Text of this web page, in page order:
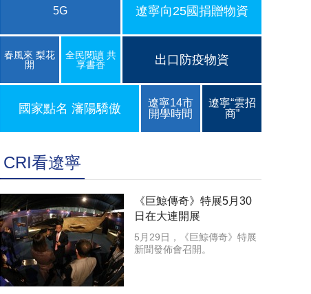
5G 遼寧向25國捐贈物資
春風來 梨花
開
全民閱讀 共
享書香
出口防疫物資
國家點名 瀋陽驕傲
遼寧14市
開學時間
遼寧“雲招
商”
CRI看遼寧
《巨鯨傳奇》特展5月30
日在大連開展
5月29日，《巨鯨傳奇》特展
新聞發佈會召開。